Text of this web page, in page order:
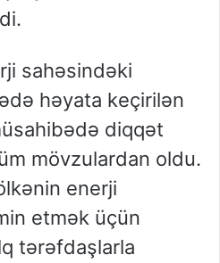
sahəsindəki
həyata keçirilən
diqqət
mövzulardan oldu.
enerji
etmək üçün
tərəfdaşlarla